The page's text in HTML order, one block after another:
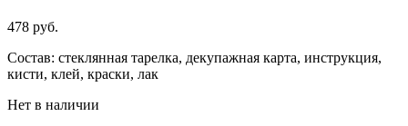
478 руб.
Состав: стеклянная тарелка, декупажная карта, инструкция,
кисти, клей, краски, лак
Нет в наличии